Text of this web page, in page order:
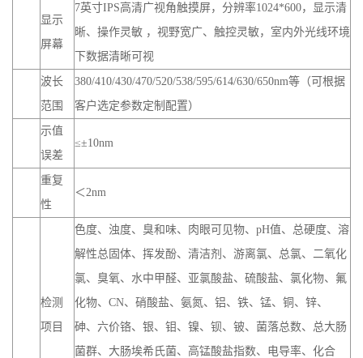
显示
屏幕
7英寸IPS高清广视角触摸屏，分辨率1024*600，显示清
晰、操作灵敏 ，视野宽广、触控灵敏，室内外光线环境
下数据清晰可视
波长
范围
380/410/430/470/520/538/595/614/630/650nm等（可根据
客户选定参数定制配置）
示值
误差
≤±10nm
重复
性
＜2nm
检测
项目
色度、浊度、臭和味、肉眼可见物、pH值、总硬度、溶
解性总固体、挥发酚、清洁剂、游离氯、总氯、二氧化
氯、臭氧、水中甲醛、亚氯酸盐、硫酸盐、氯化物、氟
化物、CN、硝酸盐、氨氮、铝、铁、锰、铜、锌、
砷、六价铬、银、钼、镍、钡、铍、菌落总数、总大肠
菌群、大肠埃希氏菌、高锰酸盐指数、电导率、化合